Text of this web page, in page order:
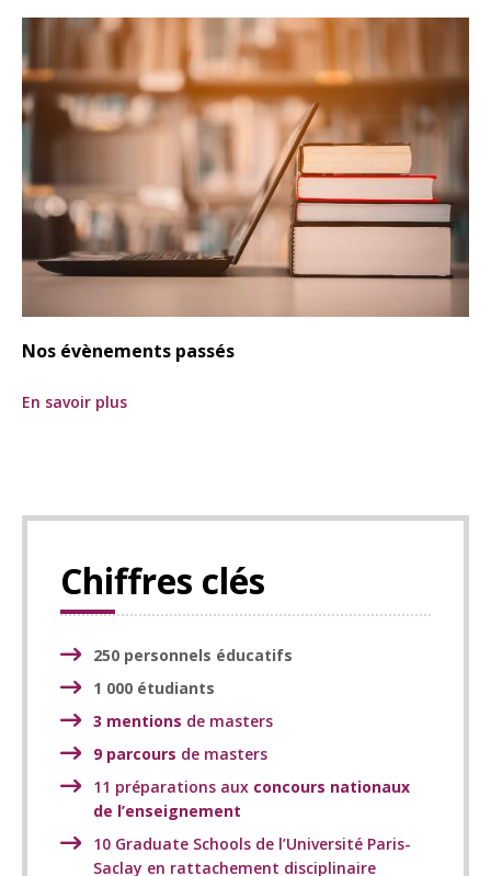
Nos évènements passés
En savoir plus
Chiffres clés
250 personnels éducatifs
1 000 étudiants
3 mentions de masters
9 parcours de masters
11 préparations aux concours nationaux
de l’enseignement
10 Graduate Schools de l’Université Paris-
Saclay en rattachement disciplinaire